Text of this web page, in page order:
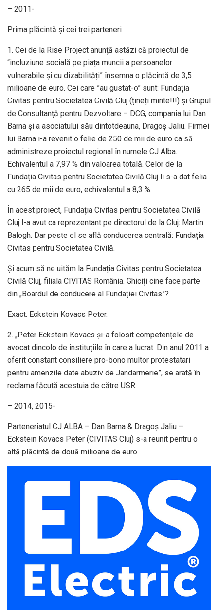
– 2011-
Prima plăcintă și cei trei parteneri
1. Cei de la Rise Project anunță astăzi că proiectul de
“incluziune socială pe piața muncii a persoanelor
vulnerabile și cu dizabilități” însemna o plăcintă de 3,5
milioane de euro. Cei care ”au gustat-o” sunt: Fundația
Civitas pentru Societatea Civilă Cluj (țineți minte!!!) și Grupul
de Consultanță pentru Dezvoltare – DCG, compania lui Dan
Barna și a asociatului său dintotdeauna, Dragoș Jaliu. Firmei
lui Barna i-a revenit o felie de 250 de mii de euro ca să
administreze proiectul regional în numele CJ Alba.
Echivalentul a 7,97 % din valoarea totală. Celor de la
Fundația Civitas pentru Societatea Civilă Cluj li s-a dat felia
cu 265 de mii de euro, echivalentul a 8,3 %.
În acest proiect, Fundația Civitas pentru Societatea Civilă
Cluj l-a avut ca reprezentant pe directorul de la Cluj: Martin
Balogh. Dar peste el se află conducerea centrală: Fundația
Civitas pentru Societatea Civilă.
Și acum să ne uităm la Fundația Civitas pentru Societatea
Civilă Cluj, filiala CIVITAS România. Ghiciți cine face parte
din „Boardul de conducere al Fundației Civitas”?
Exact. Eckstein Kovacs Peter.
2. „Peter Eckstein Kovacs și-a folosit competențele de
avocat dincolo de instituțiile în care a lucrat. Din anul 2011 a
oferit constant consiliere pro-bono multor protestatari
pentru amenzile date abuziv de Jandarmerie”, se arată în
reclama făcută acestuia de către USR.
– 2014, 2015-
Parteneriatul CJ ALBA – Dan Barna & Dragoș Jaliu –
Eckstein Kovacs Peter (CIVITAS Cluj) s-a reunit pentru o
altă plăcintă de două milioane de euro.